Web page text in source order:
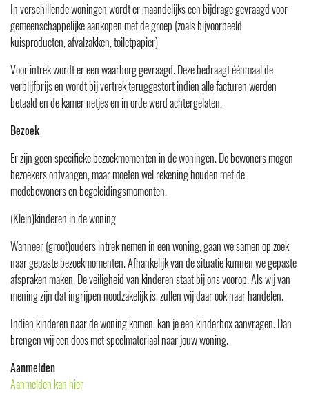
In verschillende woningen wordt er maandelijks een bijdrage gevraagd voor
gemeenschappelijke aankopen met de groep (zoals bijvoorbeeld
kuisproducten, afvalzakken, toiletpapier)
Voor intrek wordt er een waarborg gevraagd. Deze bedraagt éénmaal de
verblijfprijs en wordt bij vertrek teruggestort indien alle facturen werden
betaald en de kamer netjes en in orde werd achtergelaten.
Bezoek
Er zijn geen specifieke bezoekmomenten in de woningen. De bewoners mogen
bezoekers ontvangen, maar moeten wel rekening houden met de
medebewoners en begeleidingsmomenten.
(Klein)kinderen in de woning
Wanneer (groot)ouders intrek nemen in een woning, gaan we samen op zoek
naar gepaste bezoekmomenten. Afhankelijk van de situatie kunnen we gepaste
afspraken maken. De veiligheid van kinderen staat bij ons voorop. Als wij van
mening zijn dat ingrijpen noodzakelijk is, zullen wij daar ook naar handelen.
Indien kinderen naar de woning komen, kan je een kinderbox aanvragen. Dan
brengen wij een doos met speelmateriaal naar jouw woning.
Aanmelden
Aanmelden kan hier